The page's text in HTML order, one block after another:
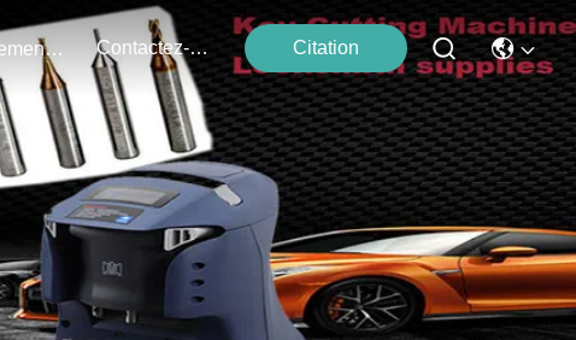
Événements Contactez-Nous Citation